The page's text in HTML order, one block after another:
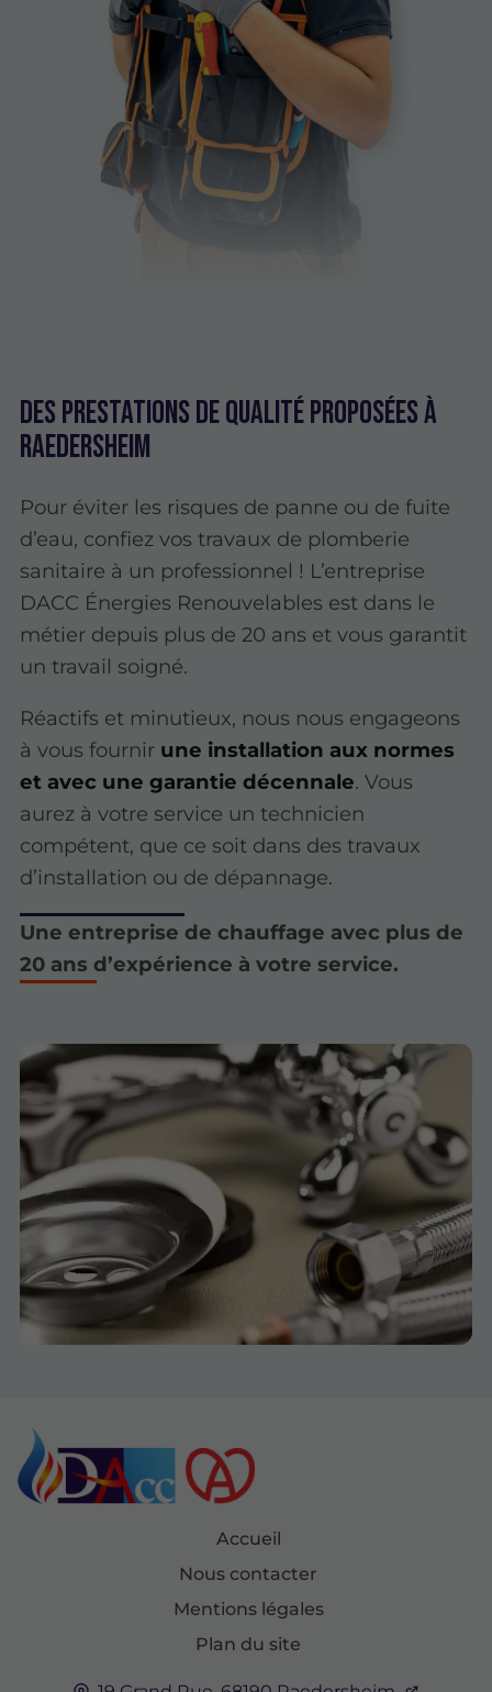
Des prestations de qualité proposées à
Raedersheim
Pour éviter les risques de panne ou de fuite
d’eau, confiez vos travaux de plomberie
sanitaire à un professionnel ! L’entreprise
DACC Énergies Renouvelables est dans le
métier depuis plus de 20 ans et vous garantit
un travail soigné.
Réactifs et minutieux, nous nous engageons
à vous fournir une installation aux normes
et avec une garantie décennale. Vous
aurez à votre service un technicien
compétent, que ce soit dans des travaux
d’installation ou de dépannage.
Une entreprise de chauffage avec plus de
20 ans d’expérience à votre service.
Accueil
Nous contacter
Mentions légales
Plan du site